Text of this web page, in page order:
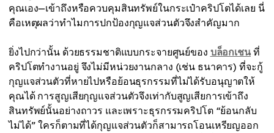
คุณเอง—เข้าถึงหรือควบคุมสินทรัพย์ในกระเป๋าคริปโตได้เลย นี่
คือเหตุผลว่าทำไมการปกป้องกุญแจส่วนตัวจึงสำคัญมาก
ยิ่งไปกว่านั้น ด้วยธรรมชาติแบบกระจายศูนย์ของ บล็อกเชนที่
คริปโตทำงานอยู่ จึงไม่มีหน่วยงานกลาง (เช่น ธนาคาร) ที่จะกู้
กุญแจส่วนตัวที่หายไปหรือย้อนธุรกรรมที่ไม่ได้รับอนุญาตให้
คุณได้ การสูญเสียกุญแจส่วนตัวจึงเท่ากับสูญเสียการเข้าถึง
สินทรัพย์นั้นอย่างถาวร และเพราะธุรกรรมคริปโต “ย้อนกลับ
ไม่ได้” ใครก็ตามที่ได้กุญแจส่วนตัวก็สามารถโอนเหรียญออก